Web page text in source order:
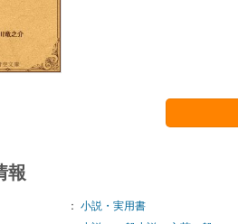
報
： 小説・実用書